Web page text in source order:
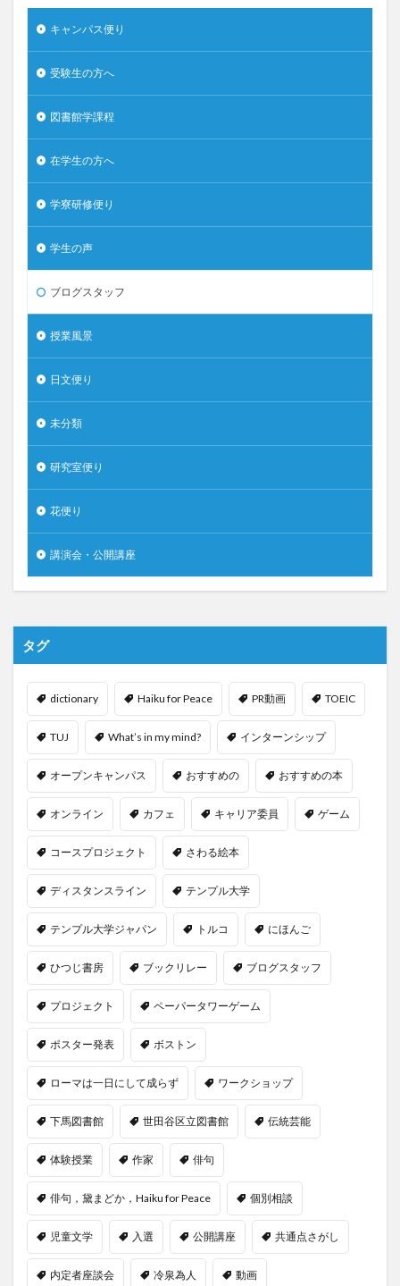
キャンパス便り
受験生の方へ
図書館学課程
在学生の方へ
学寮研修便り
学生の声
ブログスタッフ
授業風景
日文便り
未分類
研究室便り
花便り
講演会・公開講座
タグ
dictionary Haiku for Peace PR動画 TOEIC
TUJ What’s in my mind? インターンシップ
オープンキャンパス おすすめの おすすめの本
オンライン カフェ キャリア委員 ゲーム
コースプロジェクト さわる絵本
ディスタンスライン テンプル大学
テンプル大学ジャパン トルコ にほんご
ひつじ書房 ブックリレー ブログスタッフ
プロジェクト ペーパータワーゲーム
ポスター発表 ボストン
ローマは一日にして成らず ワークショップ
下馬図書館 世田谷区立図書館 伝統芸能
体験授業 作家 俳句
俳句，黛まどか，Haiku for Peace 個別相談
児童文学 入選 公開講座 共通点さがし
内定者座談会 冷泉為人 動画